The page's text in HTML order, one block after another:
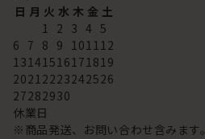
日 月 火 水 木 金 土
1 2 3 4 5
6 7 8 9 101112
13141516171819
20212223242526
27282930
休業日
※商品発送、お問い合わせ含みます。